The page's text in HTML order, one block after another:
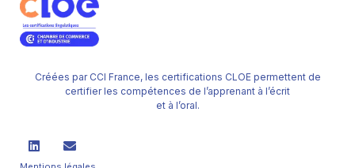
Créées par CCI France, les certifications CLOE permettent de
certifier les compétences de l’apprenant à l’écrit
et à l’oral.